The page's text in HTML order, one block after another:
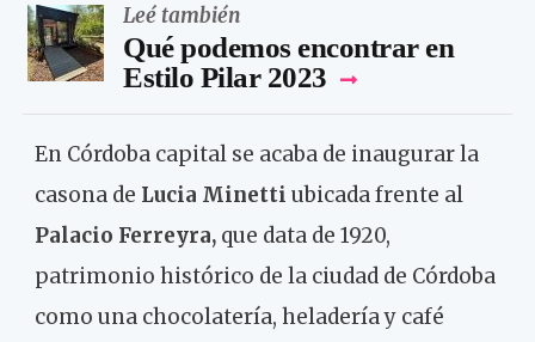
Leé también
Qué podemos encontrar en
Estilo Pilar 2023
En Córdoba capital se acaba de inaugurar la
casona de Lucia Minetti ubicada frente al
Palacio Ferreyra, que data de 1920,
patrimonio histórico de la ciudad de Córdoba
como una chocolatería, heladería y café